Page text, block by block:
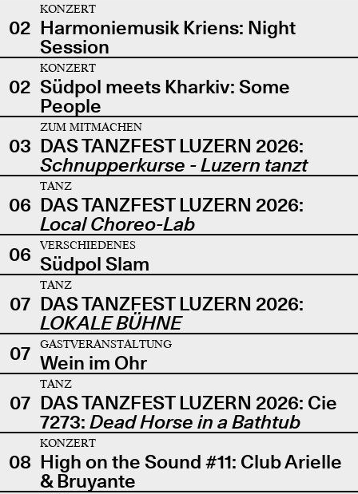
02
KONZERT
Harmoniemusik Kriens: Night
Session
02
KONZERT
Südpol meets Kharkiv: Some
People
03
ZUM MITMACHEN
DAS TANZFEST LUZERN 2026:
Schnupperkurse - Luzern tanzt
06
TANZ
DAS TANZFEST LUZERN 2026:
Local Choreo-Lab
06
VERSCHIEDENES
Südpol Slam
07
TANZ
DAS TANZFEST LUZERN 2026:
LOKALE BÜHNE
07
GASTVERANSTALTUNG
Wein im Ohr
07
TANZ
DAS TANZFEST LUZERN 2026: Cie
7273: Dead Horse in a Bathtub
08
KONZERT
High on the Sound #11: Club Arielle
& Bruyante